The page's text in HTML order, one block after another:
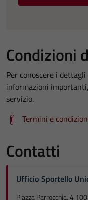
Condizioni
Per conoscere i
informazioni
servizio.
Termini e
Contatti
Ufficio Sportello
Piazza Parrocchia, 4